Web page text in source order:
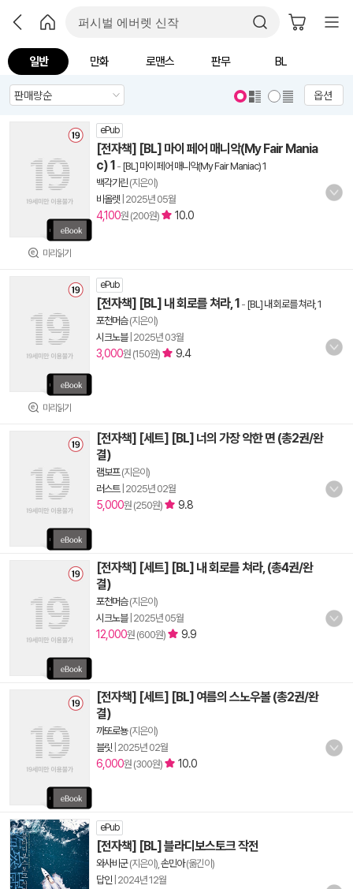
일반 만화 로맨스 판무 BL
옵션
미리읽기
ePub
[전자책] [BL] 마이 페어 매니악(My Fair Mania
c) 1 - [BL] 마이 페어 매니악(My Fair Maniac) 1
백각기린 (지은이)
비올렛 2025년 05월
4,100원 (200원) 10.0
미리읽기
ePub
[전자책] [BL] 내 회로를 쳐라, 1 - [BL] 내 회로를 쳐라, 1
포천머슴(지은이)
시크노블| 2025년 03월
3,000원 (150원) 9.4
[전자책] [세트] [BL] 너의 가장 악한 면 (총2권/완
결)
램보프(지은이)
러스트| 2025년 02월
5,000원 (250원) 9.8
[전자책] [세트] [BL] 내 회로를 쳐라, (총4권/완
결)
포천머슴(지은이)
시크노블| 2025년 05월
12,000원 (600원) 9.9
[전자책] [세트] [BL] 여름의 스노우볼 (총2권/완
결)
까또로뇽(지은이)
블릿 2025년 02월
6,000원 (300원) 10.0
ePub
[전자책] [BL] 블라디보스토크 작전
와사비군(지은이), 손민아(옮긴이)
답인 2024년 12월